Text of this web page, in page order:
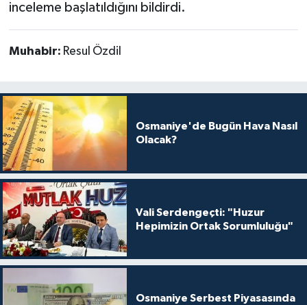
inceleme başlatıldığını bildirdi.
Muhabir: Resul Özdil
Osmaniye'de Bugün Hava Nasıl
Olacak?
Vali Serdengeçti: "Huzur
Hepimizin Ortak Sorumluluğu"
Osmaniye Serbest Piyasasında